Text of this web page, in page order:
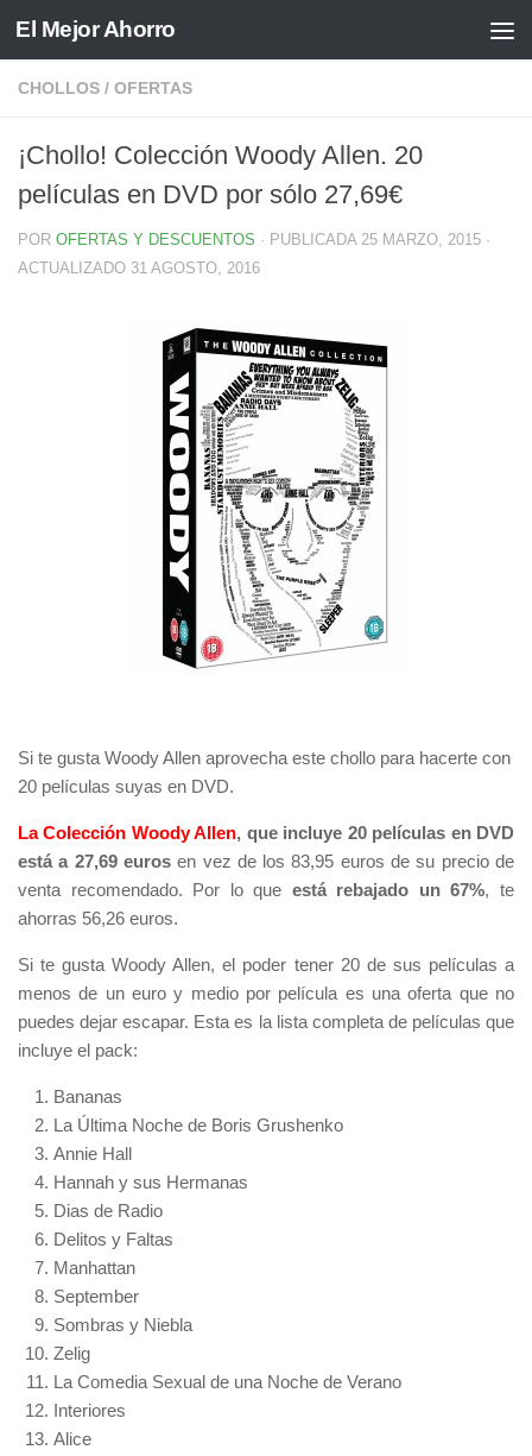
Saltar al contenido
El Mejor Ahorro
CHOLLOS / OFERTAS
¡Chollo! Colección Woody Allen. 20
películas en DVD por sólo 27,69€
POR OFERTAS Y DESCUENTOS · PUBLICADA 25 MARZO, 2015 ·
ACTUALIZADO 31 AGOSTO, 2016
Si te gusta Woody Allen aprovecha este chollo para hacerte con
20 películas suyas en DVD.
La Colección Woody Allen, que incluye 20 películas en DVD
está a 27,69 eurosen vez de los 83,95 euros de su precio de
venta recomendado. Por lo que está rebajado un 67%, te
ahorras 56,26 euros.
Si te gusta Woody Allen, el poder tener 20 de sus películas a
menos de un euro y medio por película es una oferta que no
puedes dejar escapar. Esta es la lista completa de películas que
incluye el pack:
Bananas
La Última Noche de Boris Grushenko
Annie Hall
Hannah y sus Hermanas
Dias de Radio
Delitos y Faltas
Manhattan
September
Sombras y Niebla
Zelig
La Comedia Sexual de una Noche de Verano
Interiores
Alice